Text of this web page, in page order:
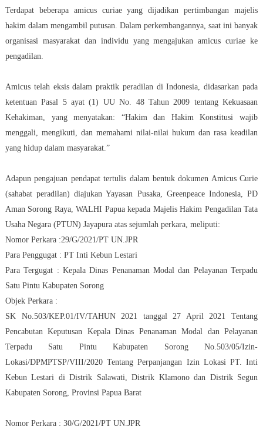
Terdapat beberapa amicus curiae yang dijadikan pertimbangan majelis
hakim dalam mengambil putusan. Dalam perkembangannya, saat ini banyak
organisasi masyarakat dan individu yang mengajukan amicus curiae ke
pengadilan.
Amicus telah eksis dalam praktik peradilan di Indonesia, didasarkan pada
ketentuan Pasal 5 ayat (1) UU No. 48 Tahun 2009 tentang Kekuasaan
Kehakiman, yang menyatakan: “Hakim dan Hakim Konstitusi wajib
menggali, mengikuti, dan memahami nilai-nilai hukum dan rasa keadilan
yang hidup dalam masyarakat.”
Adapun pengajuan pendapat tertulis dalam bentuk dokumen Amicus Curie
(sahabat peradilan) diajukan Yayasan Pusaka, Greenpeace Indonesia, PD
Aman Sorong Raya, WALHI Papua kepada Majelis Hakim Pengadilan Tata
Usaha Negara (PTUN) Jayapura atas sejumlah perkara, meliputi:
Nomor Perkara :29/G/2021/PT UN.JPR
Para Penggugat : PT Inti Kebun Lestari
Para Tergugat : Kepala Dinas Penanaman Modal dan Pelayanan Terpadu
Satu Pintu Kabupaten Sorong
Objek Perkara :
SK No.503/KEP.01/IV/TAHUN 2021 tanggal 27 April 2021 Tentang
Pencabutan Keputusan Kepala Dinas Penanaman Modal dan Pelayanan
Terpadu Satu Pintu Kabupaten Sorong No.503/05/Izin-
Lokasi/DPMPTSP/VIII/2020 Tentang Perpanjangan Izin Lokasi PT. Inti
Kebun Lestari di Distrik Salawati, Distrik Klamono dan Distrik Segun
Kabupaten Sorong, Provinsi Papua Barat
Nomor Perkara : 30/G/2021/PT UN.JPR